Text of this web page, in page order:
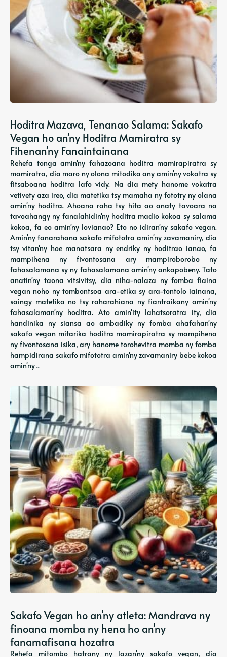
Hoditra Mazava, Tenanao Salama: Sakafo
Vegan ho an'ny Hoditra Mamiratra sy
Fihenan'ny Fanaintainana
Rehefa tonga amin'ny fahazoana hoditra mamirapiratra sy
mamiratra, dia maro ny olona mitodika any amin'ny vokatra sy
fitsaboana hoditra lafo vidy. Na dia mety hanome vokatra
vetivety aza ireo, dia matetika tsy mamaha ny fototry ny olana
amin'ny hoditra. Ahoana raha tsy hita ao anaty tavoara na
tavoahangy ny fanalahidin'ny hoditra madio kokoa sy salama
kokoa, fa eo amin'ny lovianao? Eto no idiran'ny sakafo vegan.
Amin'ny fanarahana sakafo mifototra amin'ny zavamaniry, dia
tsy vitan'ny hoe manatsara ny endriky ny hoditrao ianao, fa
mampihena ny fivontosana ary mampiroborobo ny
fahasalamana sy ny fahasalamana amin'ny ankapobeny. Tato
anatin'ny taona vitsivitsy, dia niha-nalaza ny fomba fiaina
vegan noho ny tombontsoa ara-etika sy ara-tontolo iainana,
saingy matetika no tsy raharahiana ny fiantraikany amin'ny
fahasalaman'ny hoditra. Ato amin'ity lahatsoratra ity, dia
handinika ny siansa ao ambadiky ny fomba ahafahan'ny
sakafo vegan mitarika hoditra mamirapiratra sy mampihena
ny fivontosana isika, ary hanome torohevitra momba ny fomba
hampidirana sakafo mifototra amin'ny zavamaniry bebe kokoa
amin'ny ..
Sakafo Vegan ho an'ny atleta: Mandrava ny
finoana momba ny hena ho an'ny
fanamafisana hozatra
Rehefa mitombo hatrany ny lazan'ny sakafo vegan, dia